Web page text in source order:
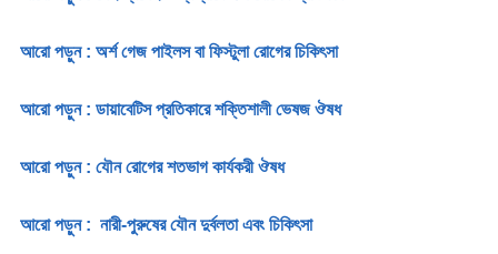
আরো পড়ুন : অর্শ গেজ পাইলস বা ফিস্টুলা রোগের চিকিৎসা
আরো পড়ুন : ডায়াবেটিস প্রতিকারে শক্তিশালী ভেষজ ঔষধ
আরো পড়ুন : যৌন রোগের শতভাগ কার্যকরী ঔষধ
আরো পড়ুন : নারী-পুরুষের যৌন দুর্বলতা এবং চিকিৎসা